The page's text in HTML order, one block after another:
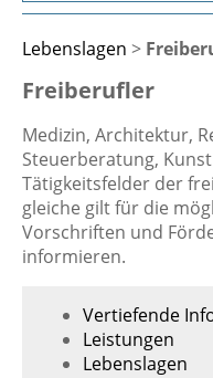
Lebenslagen >
Freiberufler
Medizin, Architektur,
Steuerberatung,
Tätigkeitsfelder der
gleiche gilt für die
Vorschriften und
informieren.
Vertiefende
Leistungen
Lebenslagen